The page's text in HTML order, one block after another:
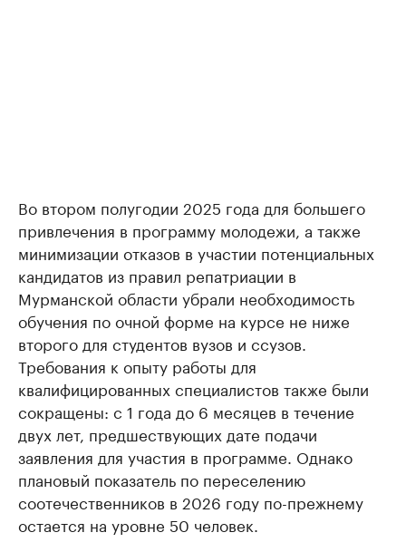
Во втором полугодии 2025 года для большего
привлечения в программу молодежи, а также
минимизации отказов в участии потенциальных
кандидатов из правил репатриации в
Мурманской области убрали необходимость
обучения по очной форме на курсе не ниже
второго для студентов вузов и ссузов.
Требования к опыту работы для
квалифицированных специалистов также были
сокращены: с 1 года до 6 месяцев в течение
двух лет, предшествующих дате подачи
заявления для участия в программе. Однако
плановый показатель по переселению
соотечественников в 2026 году по-прежнему
остается на уровне 50 человек.